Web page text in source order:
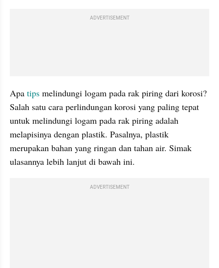
ADVERTISEMENT
Apa tips melindungi logam pada rak piring dari korosi?
Salah satu cara perlindungan korosi yang paling tepat
untuk melindungi logam pada rak piring adalah
melapisinya dengan plastik. Pasalnya, plastik
merupakan bahan yang ringan dan tahan air. Simak
ulasannya lebih lanjut di bawah ini.
ADVERTISEMENT